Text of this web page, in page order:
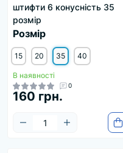
штифти 6 конусність 35
розмір
Розмір
15 20 35 40
В наявності
0
160 грн.